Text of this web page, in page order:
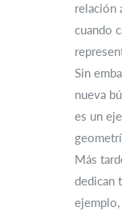
relación
cuando
Sin
nueva
es un
Más
dedican